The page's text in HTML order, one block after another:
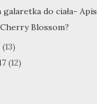
galaretka do ciała- Apis
Blossom?
(13)
(12)